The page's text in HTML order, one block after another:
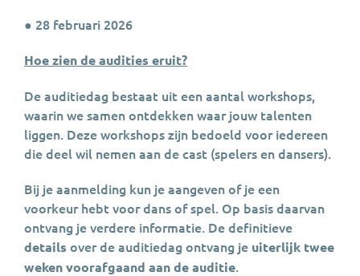
● 28 februari 2026
Hoe zien de audities eruit?
De auditiedag bestaat uit een aantal workshops,
waarin we samen ontdekken waar jouw talenten
liggen. Deze workshops zijn bedoeld voor iedereen
die deel wil nemen aan de cast (spelers en dansers).
Bij je aanmelding kun je aangeven of je een
voorkeur hebt voor dans of spel. Op basis daarvan
ontvang je verdere informatie. De definitieve
details over de auditiedag ontvang je uiterlijk twee
weken voorafgaand aan de auditie.